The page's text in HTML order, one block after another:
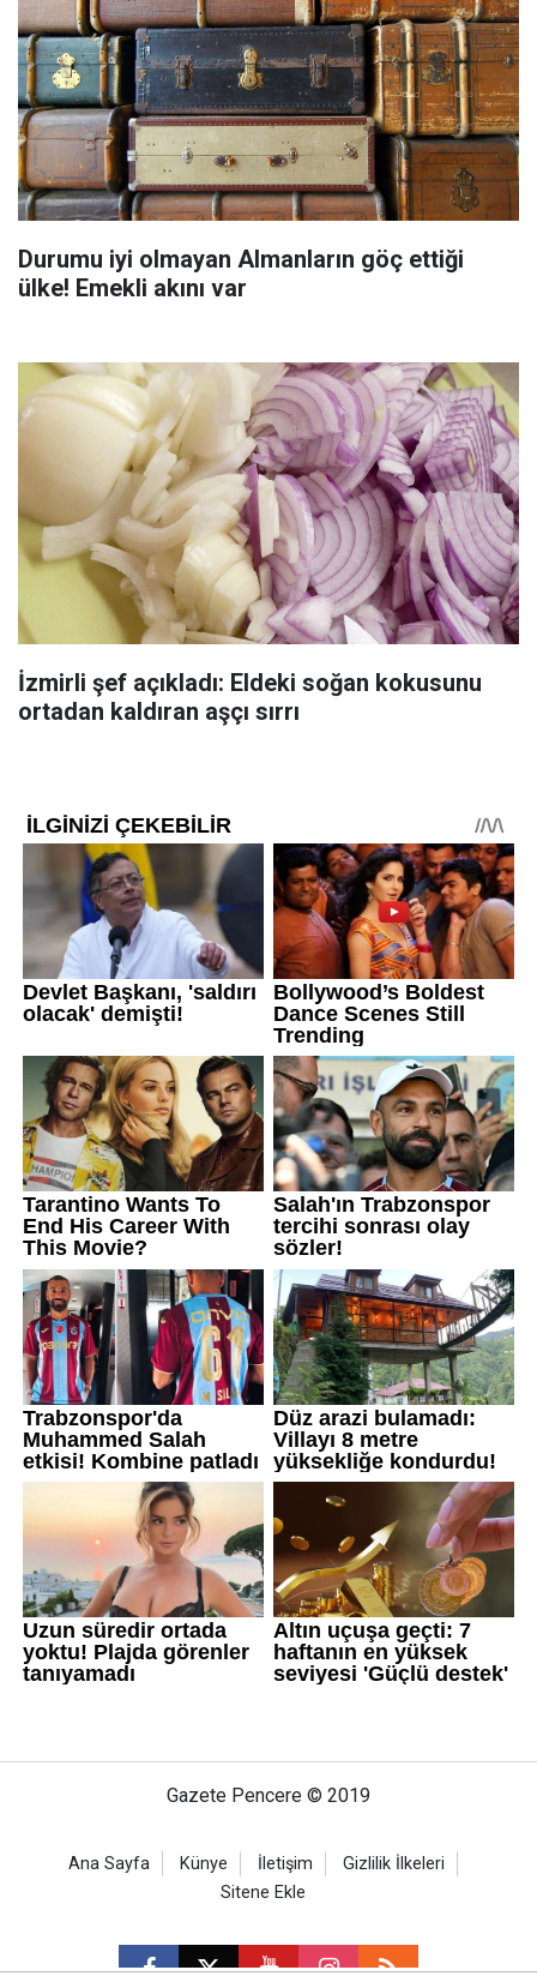
Durumu iyi olmayan Almanların göç ettiği
ülke! Emekli akını var
İzmirli şef açıkladı: Eldeki soğan kokusunu
ortadan kaldıran aşçı sırrı
Gazete Pencere © 2019
Ana Sayfa Künye İletişim
Gizlilik İlkeleri
Sitene Ekle